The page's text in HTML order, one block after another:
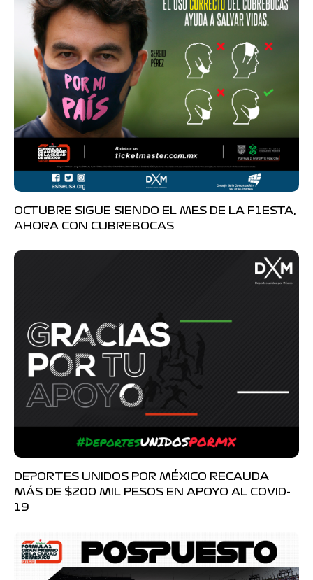
OCTUBRE SIGUE SIENDO EL MES DE LA F1ESTA,
AHORA CON CUBREBOCAS
DEPORTES UNIDOS POR MÉXICO RECAUDA
MÁS DE $200 MIL PESOS EN APOYO AL COVID-
19